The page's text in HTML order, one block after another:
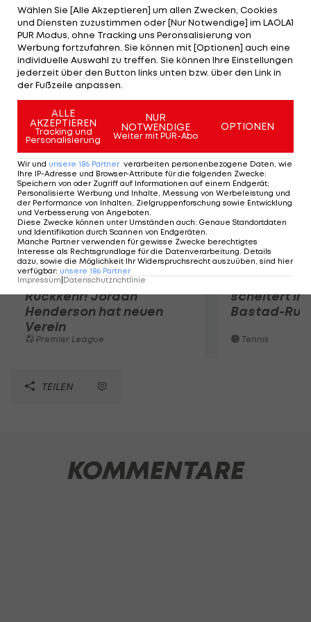
momentan Höchstbieter sein. Damit könnte
Bayern München, das offen um Vidal buhlt, durch
die Finger schauen. Vor allem Sportchef Rudi
Völler will den Chilenen nicht beim FC sehen: "Wir
bleiben bei unserer Haltung
Mehr zum Thema
Premier-League-
Rückkehr! Jordan
Henderson hat neuen
Verein
Premier League
Sebastian
scheitert in
Bastad-
Tennis
TEILEN
KOMMENTARE
Wählen Sie [Alle Akzeptieren] um allen Zwecken, Cookies
und Diensten zuzustimmen oder [Nur Notwendige] im LAOLA1
PUR Modus, ohne Tracking uns Peronsalisierung von
Werbung fortzufahren. Sie können mit [Optionen] auch eine
individuelle Auswahl zu treffen. Sie können Ihre Einstellungen
jederzeit über den Button links unten bzw. über den Link in
der Fußzeile anpassen.
ALLE
AKZEPTIEREN
Tracking und
Personalisierung
NUR
NOTWENDIGE
Weiter mit PUR-Abo
OPTIONEN
Wir und unsere 186 Partner verarbeiten personenbezogene Daten, wie
Ihre IP-Adresse und Browser-Attribute für die folgenden Zwecke:
Speichern von oder Zugriff auf Informationen auf einem Endgerät;
Personalisierte Werbung und Inhalte, Messung von Werbeleistung und
der Performance von Inhalten, Zielgruppenforschung sowie Entwicklung
und Verbesserung von Angeboten.
Diese Zwecke können unter Umständen auch: Genaue Standortdaten
und Identifikation durch Scannen von Endgeräten.
Manche Partner verwenden für gewisse Zwecke berechtigtes
Interesse als Rechtsgrundlage für die Datenverarbeitung. Details
dazu, sowie die Möglichkeit Ihr Widerspruchsrecht auszuüben, sind hier
verfügbar: unsere 186 Partner
Impressum Datenschutzrichtlinie